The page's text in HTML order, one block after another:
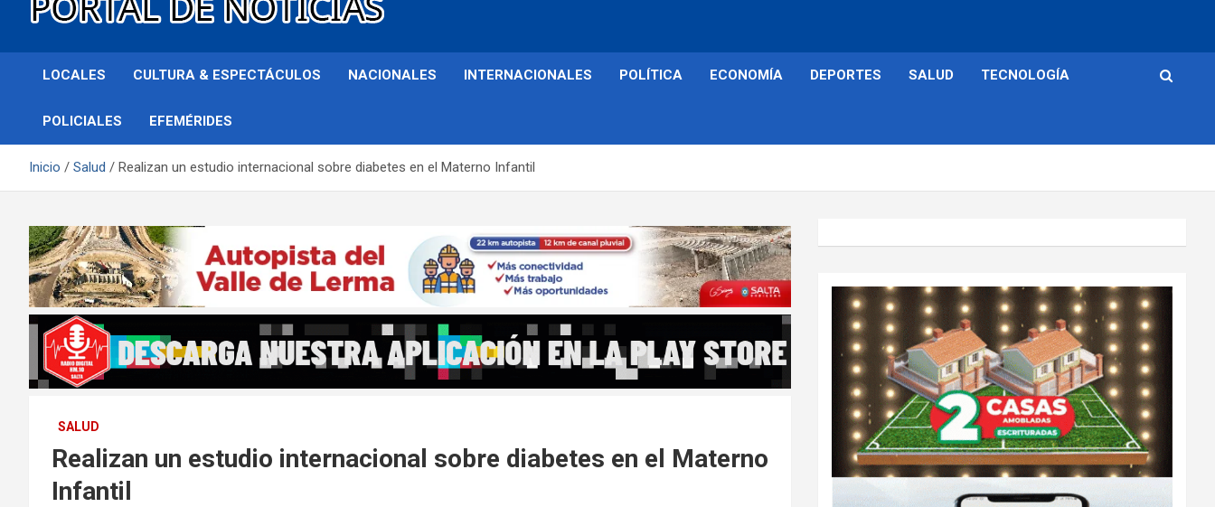
Infonoa Salta
LOCALES CULTURA & ESPECTÁCULOS NACIONALES INTERNACIONALES POLÍTICA ECONOMÍA DEPORTES SALUD TECNOLOGÍA
POLICIALES EFEMÉRIDES
Inicio Salud Realizan un estudio internacional sobre diabetes en el Materno Infantil
SALUD
Realizan un estudio internacional sobre diabetes en el Materno
Infantil